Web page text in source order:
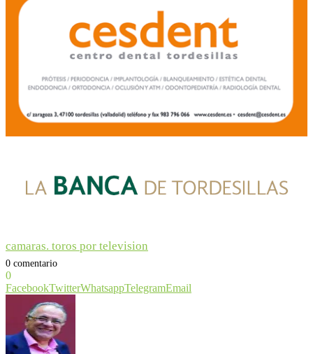
camaras. toros por television
0 comentario
0
FacebookTwitterWhatsappTelegramEmail